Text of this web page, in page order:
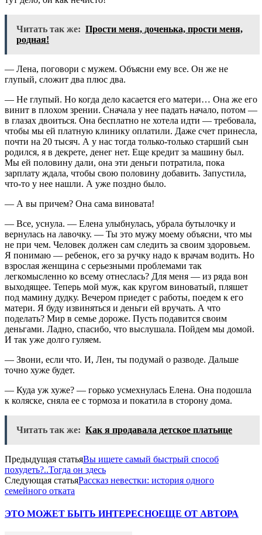
Читать так же: Прости меня, доченька, прости меня,
родная!
— Лена, поговори с мужем. Объясни ему все. Он же не
глупый, сложит два плюс два.
— Не глупый. Но когда дело касается его матери… Она же его
винит в плохом зрении. Сначала у нее падать начало, потом —
в глазах двоиться. Она бесплатно не хотела идти — требовала,
чтобы мы ей платную клинику оплатили. Даже счет принесла,
почти на 20 тысяч. А у нас тогда только-только старший сын
родился, я в декрете, денег нет. Еще кредит за машину был.
Мы ей половину дали, она эти деньги потратила, пока
зарплату ждала, чтобы свою половину добавить. Запустила,
что-то у нее нашли. А уже поздно было.
— А вы причем? Она сама виновата!
— Все, уснула. — Елена улыбнулась, убрала бутылочку и
вернулась на лавочку. — Ты это мужу моему объясни, что мы
не при чем. Человек должен сам следить за своим здоровьем.
Я понимаю — ребенок, его за ручку надо к врачам водить. Но
взрослая женщина с серьезными проблемами так
легкомысленно ко всему отнеслась? Для меня — из ряда вон
выходящее. Теперь мой муж, как кругом виноватый, пляшет
под мамину дудку. Вечером приедет с работы, поедем к его
матери. Я буду извиняться и деньги ей вручать. А что
поделать? Мир в семье дороже. Пусть подавится своим
деньгами. Ладно, спасибо, что выслушала. Пойдем мы домой.
И так уже долго гуляем.
— Звони, если что. И, Лен, ты подумай о разводе. Дальше
точно хуже будет.
— Куда уж хуже? — горько усмехнулась Елена. Она подошла
к коляске, сняла ее с тормоза и покатила в сторону дома.
Читать так же: Как я продавала детское платьице
Предыдущая статьяВы ищете самый быстрый способ
похудеть?..Тогда он здесь
Следующая статьяРассказ невестки: история одного
семейного отката
ЭТО МОЖЕТ БЫТЬ ИНТЕРЕСНОЕЩЕ ОТ АВТОРА